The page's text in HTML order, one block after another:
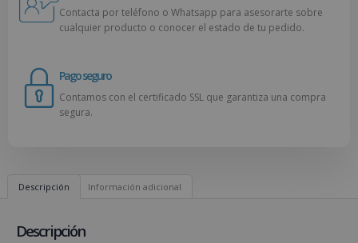
Contacta por teléfono o Whatsapp para asesorarte sobre
cualquier producto o conocer el estado de tu pedido.
Pago seguro
Contamos con el certificado SSL que garantiza una compra
segura.
Descripción Información adicional
Descripción